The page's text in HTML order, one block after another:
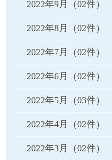
2022年9月 （02件）
2022年8月 （02件）
2022年7月 （02件）
2022年6月 （02件）
2022年5月 （03件）
2022年4月 （02件）
2022年3月 （02件）